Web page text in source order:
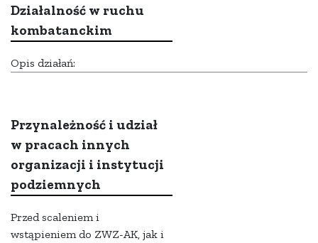
Działalność w ruchu
kombatanckim
Opis działań:
Przynależność i udział
w pracach innych
organizacji i instytucji
podziemnych
Przed scaleniem i
wstąpieniem do ZWZ-AK, jak i